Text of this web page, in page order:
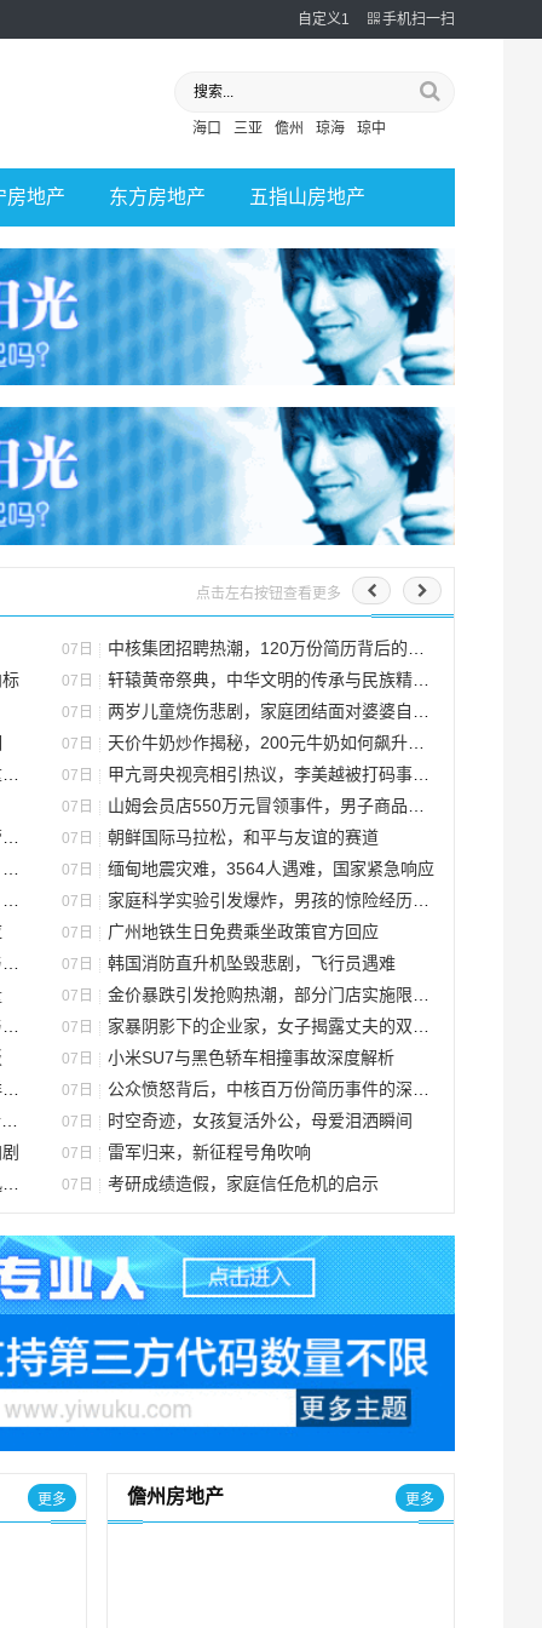
自定义1 手机扫一扫
海口 三亚 儋州 琼海 琼中
房地产 东方房地产 五指山房地产
点击左右按钮查看更多
07日
中核集团招聘热潮，120万份简历背后的惊人现象
07日 轩辕黄帝祭典，中华文明的传承与民族精神的弘扬
07日
两岁儿童烧伤悲剧，家庭团结面对婆婆自责与难关
07日
天价牛奶炒作揭秘，200元牛奶如何飙升至6000元
07日 甲亢哥央视亮相引热议，李美越被打码事件揭秘
07日
山姆会员店550万元冒领事件，男子商品采购单被盗用
07日
朝鲜国际马拉松，和平与友谊的赛道
07日
缅甸地震灾难，3564人遇难，国家紧急响应
07日
家庭科学实验引发爆炸，男孩的惊险经历与网友的震惊反应
07日
广州地铁生日免费乘坐政策官方回应
07日
韩国消防直升机坠毁悲剧，飞行员遇难
07日
金价暴跌引发抢购热潮，部分门店实施限购政策
07日
家暴阴影下的企业家，女子揭露丈夫的双面人生
07日
小米SU7与黑色轿车相撞事故深度解析
07日
公众愤怒背后，中核百万份简历事件的深层剖析
07日
时空奇迹，女孩复活外公，母爱泪洒瞬间
07日
雷军归来，新征程号角吹响
07日 考研成绩造假，家庭信任危机的启示
更多 儋州房地产 更多